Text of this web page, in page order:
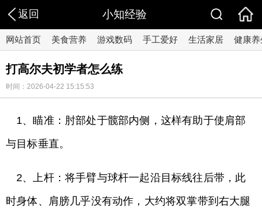
返回 小知经验
网站首页 美食营养 游戏数码 手工爱好 生活家居 健康养
打高尔夫初学者怎么练
时间：2026-04-22 15:15:53
1、瞄准：肘部处于髋部内侧，这样有助于使肩部
与目标垂直。
2、上杆：将手臂与球杆一起沿目标线往后带，此
时身体、肩膀几乎没有动作，大约将双掌带到右大腿